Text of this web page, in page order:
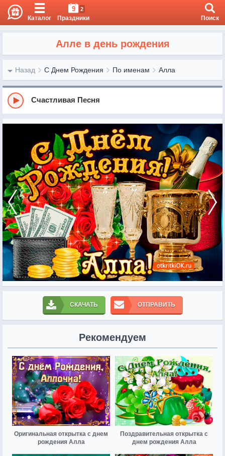
Каталог
9 2
Праздники Поиск
Алле в день рождения
Назад С Днем Рождения По именам Алла
Счастливая Песня
СКАЧАТЬ ОТПРАВИТЬ
Рекомендуем
Оригинальная открытка с днем
рождения Алла
Поздравительная открытка с
днем рождения Алла